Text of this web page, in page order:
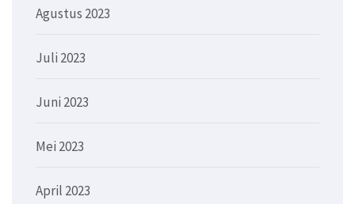
Agustus 2023
Juli 2023
Juni 2023
Mei 2023
April 2023